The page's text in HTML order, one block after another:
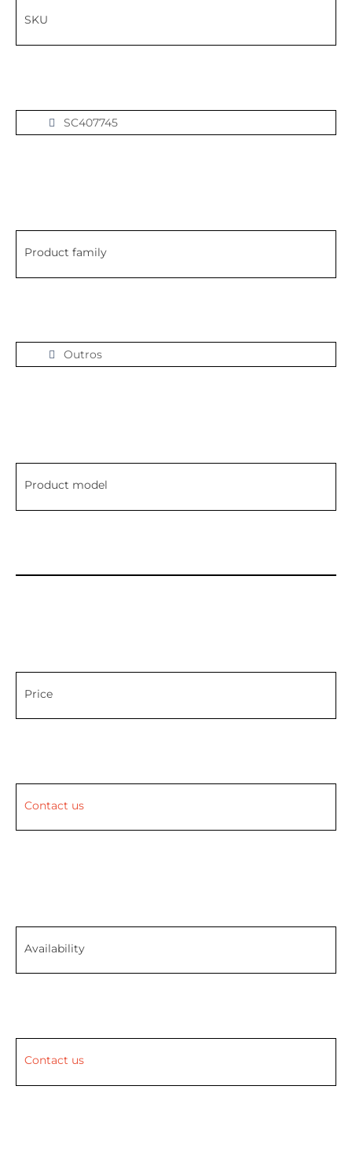
SKU
SC407745
Product family
Outros
Product model
Price
Contact us
Availability
Contact us